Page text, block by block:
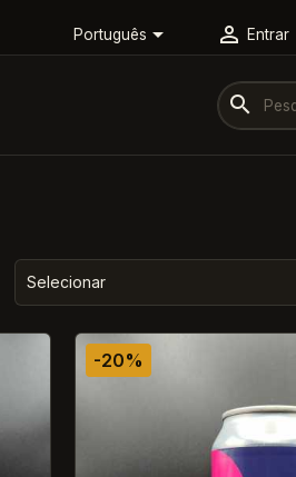
Português  Entrar
search
Selecionar
-20%